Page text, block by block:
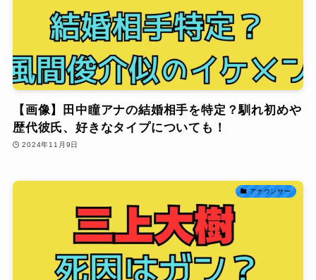
【画像】田中瞳アナの結婚相手を特定？馴れ初めや
歴代彼氏、好きなタイプについても！
2024年11月9日
アナウンサー